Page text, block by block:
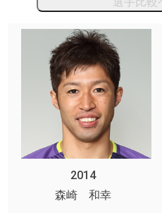
2014
森崎 和幸